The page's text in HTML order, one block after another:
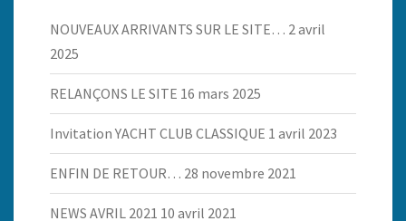
NOUVEAUX ARRIVANTS SUR LE SITE… 2 avril
2025
RELANÇONS LE SITE 16 mars 2025
Invitation YACHT CLUB CLASSIQUE 1 avril 2023
ENFIN DE RETOUR… 28 novembre 2021
NEWS AVRIL 2021 10 avril 2021